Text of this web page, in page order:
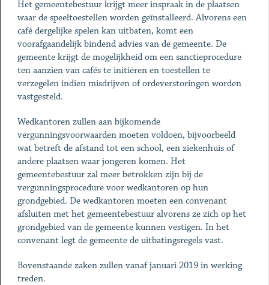
Het gemeentebestuur krijgt meer inspraak in de plaatsen
waar de speeltoestellen worden geïnstalleerd. Alvorens een
café dergelijke spelen kan uitbaten, komt een
voorafgaandelijk bindend advies van de gemeente. De
gemeente krijgt de mogelijkheid om een sanctieprocedure
ten aanzien van cafés te initiëren en toestellen te
verzegelen indien misdrijven of ordeverstoringen worden
vastgesteld.
Wedkantoren zullen aan bijkomende
vergunningsvoorwaarden moeten voldoen, bijvoorbeeld
wat betreft de afstand tot een school, een ziekenhuis of
andere plaatsen waar jongeren komen. Het
gemeentebestuur zal meer betrokken zijn bij de
vergunningsprocedure voor wedkantoren op hun
grondgebied. De wedkantoren moeten een convenant
afsluiten met het gemeentebestuur alvorens ze zich op het
grondgebied van de gemeente kunnen vestigen. In het
convenant legt de gemeente de uitbatingsregels vast.
Bovenstaande zaken zullen vanaf januari 2019 in werking
treden.